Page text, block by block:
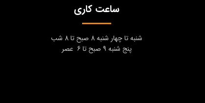
ساعت کاری
شنبه تا چهار شنبه 8 صبح تا 8 شب
پنج شنبه 9 صبح تا 6 عصر